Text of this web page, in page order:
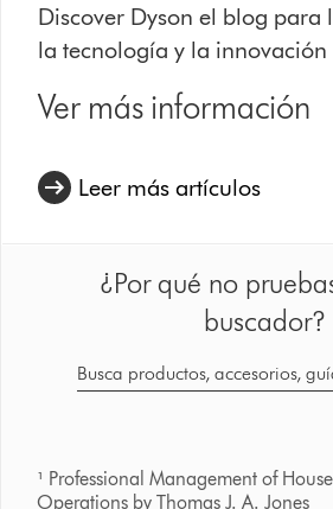
Discover Dyson el blog para
la tecnología y la innovación
Ver más información
Leer más artículos
¿Por qué no
buscador?
¹ Professional Management of
Operations by Thomas J. A. Jones